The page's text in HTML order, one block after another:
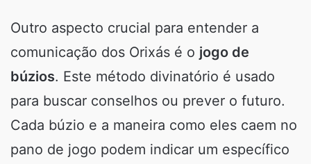
Outro aspecto crucial para entender a
comunicação dos Orixás é o jogo de
búzios. Este método divinatório é usado
para buscar conselhos ou prever o futuro.
Cada búzio e a maneira como eles caem no
pano de jogo podem indicar um específico